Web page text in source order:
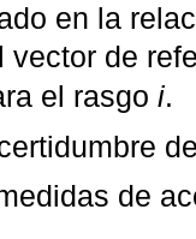
en la
vector de
el rasgo i.
de